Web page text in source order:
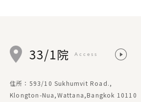
33/1院 Access
住所：593/10 Sukhumvit Road.,
Klongton-Nua,Wattana,Bangkok 10110